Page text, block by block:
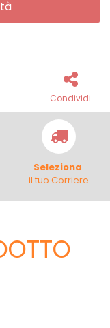
Condividi
Seleziona
il tuo Corriere